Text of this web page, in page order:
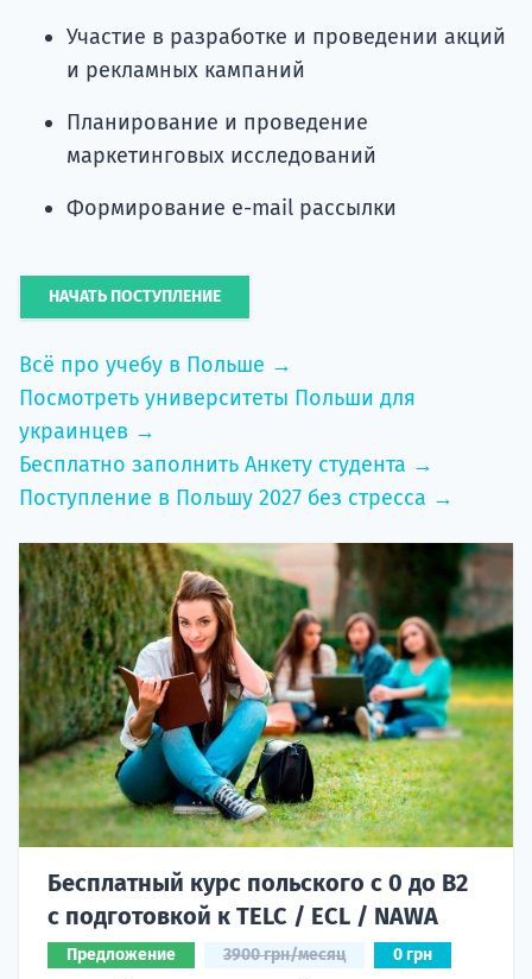
Участие в разработке и проведении акций
и рекламных кампаний
Планирование и проведение
маркетинговых исследований
Формирование е-mail рассылки
НАЧАТЬ ПОСТУПЛЕНИЕ
Всё про учебу в Польше →
Посмотреть университеты Польши для
украинцев →
Бесплатно заполнить Анкету студента →
Поступление в Польшу 2027 без стресса →
Бесплатный курс польского с 0 до B2
с подготовкой к TELC / ECL / NAWA
Предложение 3900 грн/месяц 0 грн